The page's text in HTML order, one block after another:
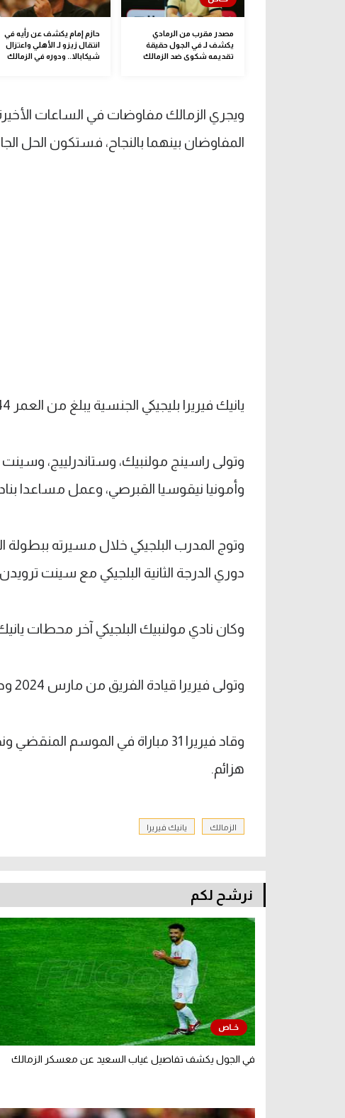
مصدر مقرب من الرمادي
يكشف لـ في الجول حقيقة
تقديمه شكوى ضد الزمالك
حازم إمام يكشف عن رأيه في
انتقال زيزو لـ الأهلي واعتزال
شيكابالا.. ودوره في الزمالك
ويجري الزمالك مفاوضات في الساعات
المفاوضان بينهما بالنجاح، فستكون الحل
يانيك فيريرا بليجيكي الجنسية يبلغ من العمر 44 عاما.
وتولى راسينج مولنبيك، وستاندرلييج،
وأمونيا نيقوسيا القبرصي، وعمل مساعدا
دوري الدرجة الثانية البلجيكي مع سينت
وكان نادي مولنبيك البلجيكي آخر محطات
وتولى فيريرا قيادة الفريق من مارس 2024 وحتى أبريل الماضي.
هزائم.
الزمالك يانيك فيريرا
نرشح لكم
في الجول يكشف تفاصيل غياب السعيد عن معسكر الزمالك